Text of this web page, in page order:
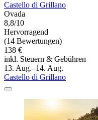
Castello di Grillano
Ovada
8,8/10
Hervorragend
(14 Bewertungen)
138 €
inkl. Steuern & Gebühren
13. Aug.–14. Aug.
Castello di Grillano